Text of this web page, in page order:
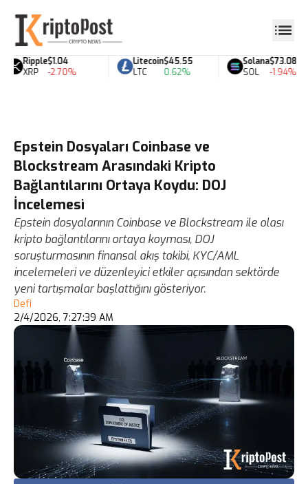
Ripple
XRP
$1.04
-2.70%
Litecoin
LTC
$45.55
0.62%
Solana
SOL
$73.08
-1.94%
Epstein Dosyaları Coinbase ve
Blockstream Arasındaki Kripto
Bağlantılarını Ortaya Koydu: DOJ
İncelemesi
Epstein dosyalarının Coinbase ve Blockstream ile olası
kripto bağlantılarını ortaya koyması, DOJ
soruşturmasının finansal akış takibi, KYC/AML
incelemeleri ve düzenleyici etkiler açısından sektörde
yeni tartışmalar başlattığını gösteriyor.
Defi
2/4/2026, 7:27:39 AM